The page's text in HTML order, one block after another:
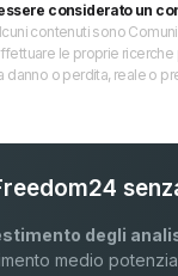
considerato un
contenuti sono
le proprie
danno o perdita, reale o
degli
medio